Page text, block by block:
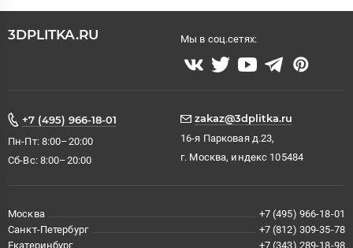
3DPLITKA.RU Мы в соц.сетях:
+7 (495) 966-18-01
Пн-Пт: 8:00–20:00
Сб-Вс: 8:00–20:00
zakaz@3dplitka.ru
16-я Парковая д.23,
г. Москва, индекс 105484
Москва
+7 (495) 966-18-01
Санкт-Петербург
+7 (812) 309-35-78
Екатеринбург
+7 (343) 289-18-98